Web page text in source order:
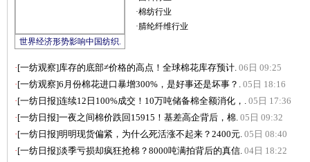
世界经济形势影响中国纺织.
·棉纺行业
·腈纶纤维行业
· [一纺观察]库存的底部≠价格的高点！全球棉花库存预计. 06日 09:25
· [一纺观察]6月份棉花进口暴增300%，是好事还是坏事？. 05日 18:16
· [一纺日报]连续12日100%成交！10万吨储备棉全额消化，. 05日 17:36
· [一纺日报]一夜之间棉价跌回15915！基差高企背后，棉. 05日 09:32
· [一纺日报]明明现货偏紧，为什么死活涨不起来？2400元. 05日 08:40
· [一纺日报]淡季亏损却疯狂抢棉？8000吨满拍背后的真信. 04日 18:22